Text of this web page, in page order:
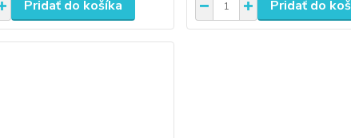
Pridať do košíka Pridať do